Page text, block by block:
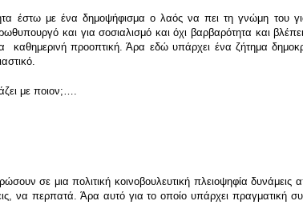
έστω με ένα δημοψήφισμα ο λαός να πει τη γνώμη του
και για σοσιαλισμό και όχι βαρβαρότητα και
καθημερινή προοπτική. Άρα εδώ υπάρχει ένα ζήτημα
με ποιον;….
σε μια πολιτική κοινοβουλευτική πλειοψηφία δυνάμεις
να περπατά. Άρα αυτό για το οποίο υπάρχει πραγματική